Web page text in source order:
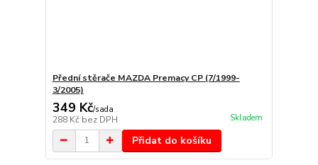
Přední stěrače MAZDA Premacy CP (7/1999-
3/2005)
349 Kč/sada
288 Kč bez DPH Skladem
Přidat do košíku